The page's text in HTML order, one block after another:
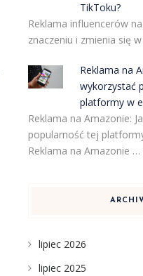
TikToku?
Reklama influencerów
znaczeniu i zmienia się
Reklama na
wykorzystać
platformy w
Reklama na Amazonie:
popularność tej
Reklama na Amazonie …
lipiec 2026
lipiec 2025